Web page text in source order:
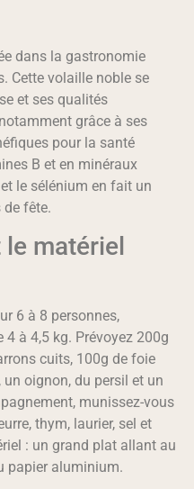
dans la gastronomie
Cette volaille noble se
et ses qualités
grâce à ses
pour la santé
B et en minéraux
le sélénium en fait un
fête.
le matériel
6 à 8 personnes,
à 4,5 kg. Prévoyez 200g
cuits, 100g de foie
oignon, du persil et un
munissez-vous
thym, laurier, sel et
: un grand plat allant au
papier aluminium.